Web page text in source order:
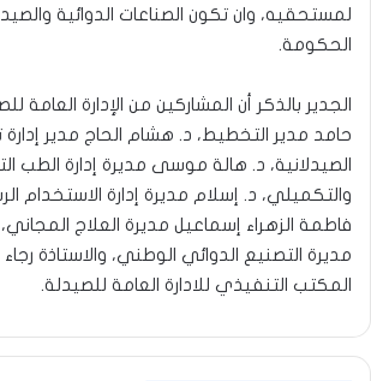
لمستحقيه، وان تكون الصناعات الدوائية
الحكومة.
الجدير بالذكر أن المشاركين من الإدارة العامة
حامد مدير التخطيط، د. هشام الحاج مدير إدارة
الصيدلانية، د. هالة موسى مديرة إدارة الطب
والتكميلي، د. إسلام مديرة إدارة الاستخدام
فاطمة الزهراء إسماعيل مديرة العلاج
مديرة التصنيع الدوائي الوطني، والاستاذة
المكتب التنفيذي للادارة العامة للصيدلة.